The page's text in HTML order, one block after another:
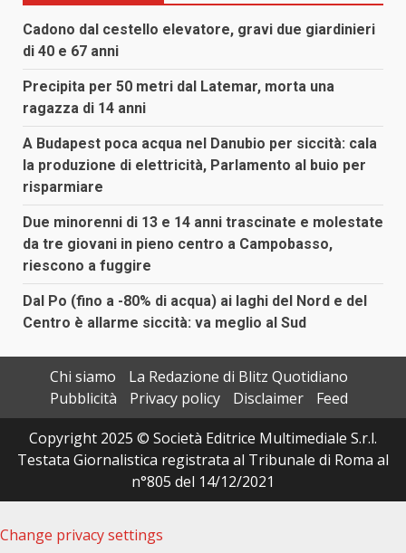
Cadono dal cestello elevatore, gravi due giardinieri
di 40 e 67 anni
Precipita per 50 metri dal Latemar, morta una
ragazza di 14 anni
A Budapest poca acqua nel Danubio per siccità: cala
la produzione di elettricità, Parlamento al buio per
risparmiare
Due minorenni di 13 e 14 anni trascinate e molestate
da tre giovani in pieno centro a Campobasso,
riescono a fuggire
Dal Po (fino a -80% di acqua) ai laghi del Nord e del
Centro è allarme siccità: va meglio al Sud
Chi siamo
La Redazione di Blitz Quotidiano
Pubblicità
Privacy policy Disclaimer
Feed
Copyright 2025 © Società Editrice Multimediale S.r.l.
Testata Giornalistica registrata al Tribunale di Roma al
n°805 del 14/12/2021
Change privacy settings